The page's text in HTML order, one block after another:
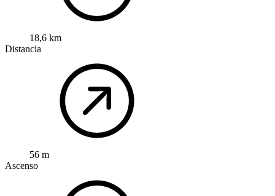
18,6 km
Distancia
56 m
Ascenso